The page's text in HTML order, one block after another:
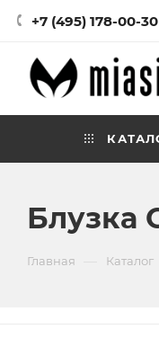
+7 (495) 178-00-30
Блузка
Главная Каталог